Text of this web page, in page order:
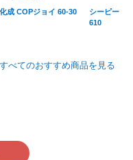
成 COPジョイ 60-30
シーピー化
610
すべてのおすすめ商品を見る